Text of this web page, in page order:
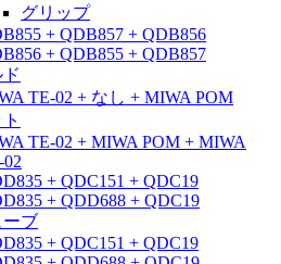
グリップ
+ QDB857 + QDB856
+ QDB855 + QDB857
TE-02 + なし + MIWA POM
TE-02 + MIWA POM + MIWA
+ QDC151 + QDC19
+ QDD688 + QDC19
ーブ
+ QDC151 + QDC19